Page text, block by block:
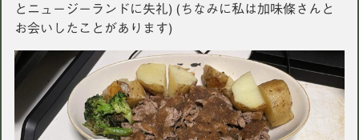
とニュージーランドに失礼) (ちなみに私は加味條さんと
お会いしたことがあります)